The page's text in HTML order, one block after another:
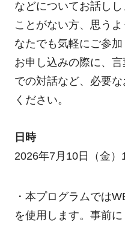
などについてお話し
ことがない方、思う
なたでも気軽にご参加
お申し込みの際に、
での対話など、必要
ください。
日時
2026年7月10日（金）
・本プログラムでは
を使用します。事前